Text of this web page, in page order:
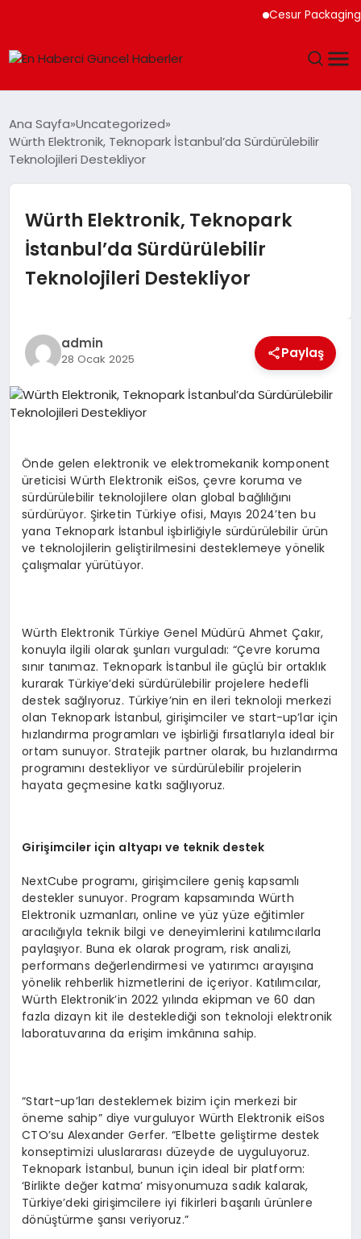
Cesur Packaging,
SPOR
TEKNOLOJI
MAGAZIN
EKONOMI
EĞITIM
Ana Sayfa Uncategorized
Würth Elektronik, Teknopark İstanbul’da Sürdürülebilir
Teknolojileri Destekliyor
Würth Elektronik, Teknopark
İstanbul’da Sürdürülebilir
Teknolojileri Destekliyor
admin
28 Ocak 2025 Paylaş
Önde gelen elektronik ve elektromekanik komponent
üreticisi Würth Elektronik eiSos, çevre koruma ve
sürdürülebilir teknolojilere olan global bağlılığını
sürdürüyor. Şirketin Türkiye ofisi, Mayıs 2024’ten bu
yana Teknopark İstanbul işbirliğiyle sürdürülebilir ürün
ve teknolojilerin geliştirilmesini desteklemeye yönelik
çalışmalar yürütüyor.
Würth Elektronik Türkiye Genel Müdürü Ahmet Çakır,
konuyla ilgili olarak şunları vurguladı: “Çevre koruma
sınır tanımaz. Teknopark İstanbul ile güçlü bir ortaklık
kurarak Türkiye’deki sürdürülebilir projelere hedefli
destek sağlıyoruz. Türkiye’nin en ileri teknoloji merkezi
olan Teknopark İstanbul, girişimciler ve start-up’lar için
hızlandırma programları ve işbirliği fırsatlarıyla ideal bir
ortam sunuyor. Stratejik partner olarak, bu hızlandırma
programını destekliyor ve sürdürülebilir projelerin
hayata geçmesine katkı sağlıyoruz.
Girişimciler için altyapı ve teknik destek
NextCube programı, girişimcilere geniş kapsamlı
destekler sunuyor. Program kapsamında Würth
Elektronik uzmanları, online ve yüz yüze eğitimler
aracılığıyla teknik bilgi ve deneyimlerini katılımcılarla
paylaşıyor. Buna ek olarak program, risk analizi,
performans değerlendirmesi ve yatırımcı arayışına
yönelik rehberlik hizmetlerini de içeriyor. Katılımcılar,
Würth Elektronik’in 2022 yılında ekipman ve 60 dan
fazla dizayn kit ile desteklediği son teknoloji elektronik
laboratuvarına da erişim imkânına sahip.
“Start-up’ları desteklemek bizim için merkezi bir
öneme sahip” diye vurguluyor Würth Elektronik eiSos
CTO’su Alexander Gerfer. “Elbette geliştirme destek
konseptimizi uluslararası düzeyde de uyguluyoruz.
Teknopark İstanbul, bunun için ideal bir platform:
‘Birlikte değer katma’ misyonumuza sadık kalarak,
Türkiye’deki girişimcilere iyi fikirleri başarılı ürünlere
dönüştürme şansı veriyoruz.”